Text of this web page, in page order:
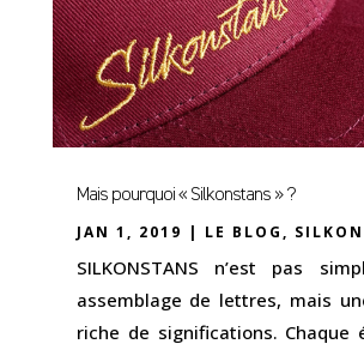
Mais pourquoi « Silkonstans » ?
JAN 1, 2019 | LE BLOG,
SILKONSTANS n’est pas
assemblage de lettres, mais
riche de significations. Chaque